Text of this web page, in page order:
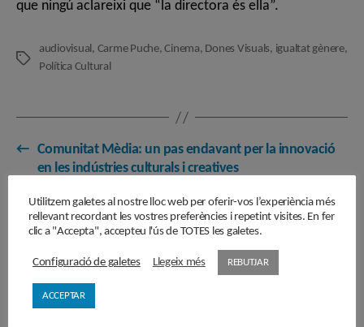
que ningú aclareixi que “la directora és ella”.
Etiquetes
audiovisual, Carme Puche,Cinema, Dones Visuals, igualtat gènere,
Política Cultural
← Comunitat Mèdia: un pas endavant per la innovació
en les indústries culturals i creatives
Un Llull digital
Subscriu-te a la Newsletter
Utilitzem galetes al nostre lloc web per oferir-vos l’experiència més
rellevant recordant les vostres preferències i repetint visites. En fer
clic a "Accepta", accepteu l'ús de TOTES les galetes.
Configuració de galetes Llegeix més REBUTJAR
ACCEPTAR